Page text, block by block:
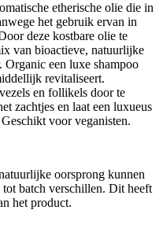
etherische olie die in
het gebruik ervan in
deze kostbare olie te
van bioactieve, natuurlijke
een luxe shampoo
revitaliseert.
en follikels door te
zachtjes en laat een luxueus
voor veganisten.
oorsprong kunnen
batch verschillen. Dit heeft
het product.